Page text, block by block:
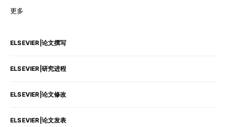
更多
ELSEVIER|论文撰写
ELSEVIER|研究进程
ELSEVIER|论文修改
ELSEVIER|论文发表